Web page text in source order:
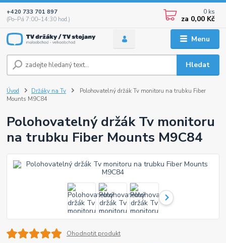
Menu
Hledat
+420 733 701 897
(Po–Pá 7:00–14:30 hod.)
0 ks
za 0,00 Kč
Úvod Držáky na Tv
Polohovatelný držák Tv monitoru na trubku Fiber
Mounts M9C84
Polohovatelný držák Tv monitoru
na trubku Fiber Mounts M9C84
Ohodnotit produkt